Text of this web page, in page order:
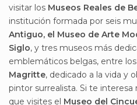
visitar los Museos Reales de
institución formada por seis
Antiguo, el Museo de Arte
Siglo, y tres museos más
emblemáticos belgas, entre
Magritte, dedicado a la vida y
pintor surrealista. Si te interesa
que visites el Museo del